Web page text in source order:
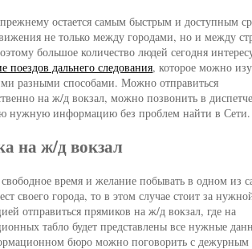
остается самым быстрым и доступным
не только между городами, но и между
большое количество людей сегодня
поездов дальнего следования, которое можно
разными способами. Можно отправиться
на ж/д вокзал, можно позвонить в
нужную информацию без проблем найти в Сети.
на ж/д вокзал
свободное время и желание побывать в одном из
своего города, то в этом случае стоит за
отправиться прямиков на ж/д вокзал, где на
табло будет представлены все нужные
бюро можно поговорить с дежурным